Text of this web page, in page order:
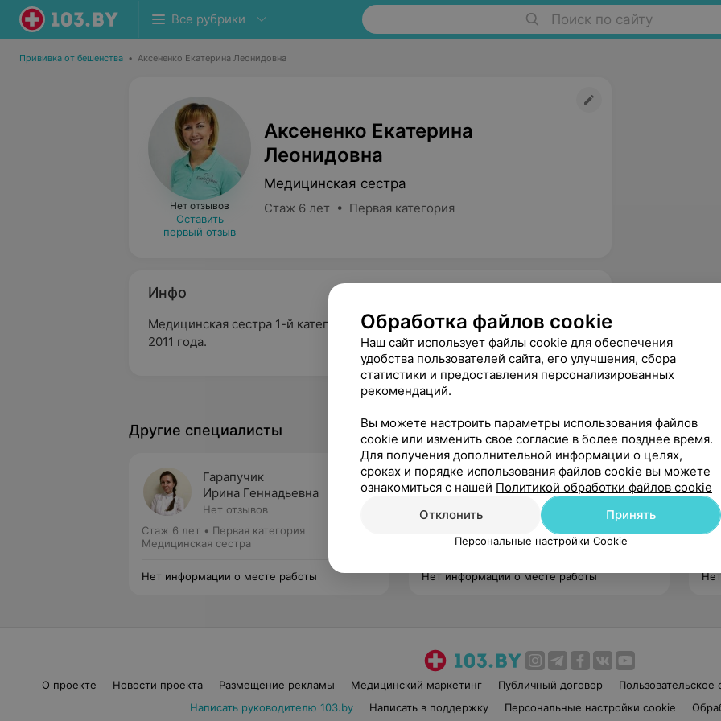
Все рубрики Поиск по сайту
Прививка от бешенства • Аксененко Екатерина Леонидовна
Нет отзывов
Оставить
первый отзыв
Аксененко Екатерина
Леонидовна
Медицинская сестра
Стаж 6 лет • Первая категория
Инфо
Медицинская сестра 1-й категории, опыт работы в интенсивной терапии с
2011 года.
Другие специалисты
Гарапучик
Ирина Геннадьевна
Нет отзывов
Стаж 6 лет • Первая категория
Медицинская сестра
Нет информации о месте работы
Павлова
Татьяна Андреевна
Нет отзывов
Первая категория
Медицинская сестра
Нет информации о месте работы
О проекте Новости проекта Размещение рекламы Медицинский маркетинг Публичный договор Пользовательское
Написать руководителю 103.by
Написать в поддержку Персональные настройки cookie
Обработка файлов cookie
Наш сайт использует файлы cookie для обеспечения
удобства пользователей сайта, его улучшения, сбора
статистики и предоставления персонализированных
рекомендаций.
Вы можете настроить параметры использования файлов
cookie или изменить свое согласие в более позднее время.
Для получения дополнительной информации о целях,
сроках и порядке использования файлов cookie вы можете
ознакомиться с нашей Политикой обработки файлов cookie
Отклонить
Принять
Персональные настройки Cookie